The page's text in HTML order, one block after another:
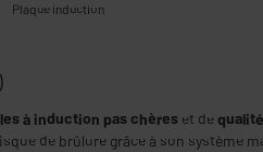
Plaque induction
à induction pas chères et de qualité
de brûlure grâce à son système